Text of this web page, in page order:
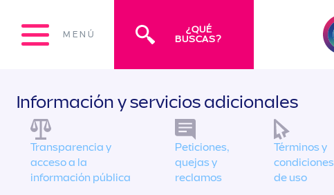
MENÚ
¿QUÉ
BUSCAS?
Información y servicios adicionales
Transparencia y
acceso a la
información pública
Peticiones,
quejas y
reclamos
Términos y
condiciones
de uso